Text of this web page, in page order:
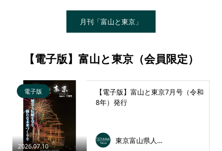
月刊「富山と東京」
【電子版】富山と東京（会員限定）
2026.07.10
電子版
【電子版】富山と東京7月号（令和
8年）発行
東京富山県人会連合会